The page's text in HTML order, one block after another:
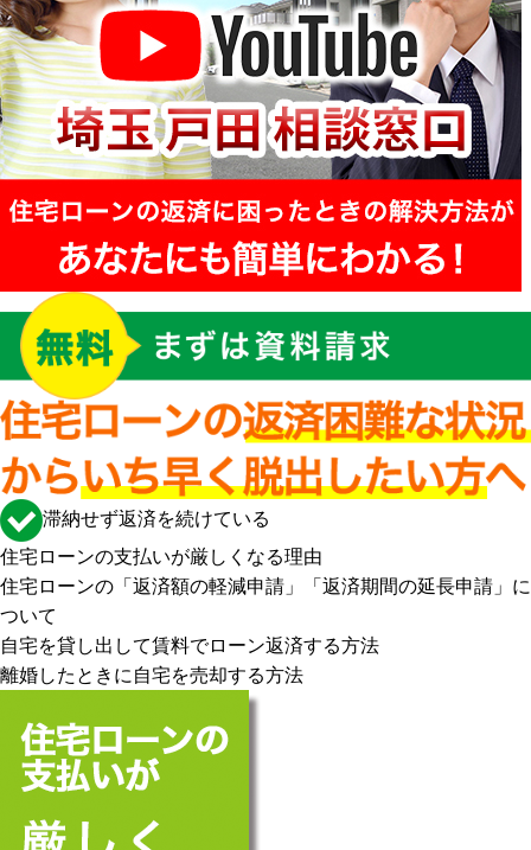
滞納せず返済を続けている
住宅ローンの支払いが厳しくなる理由
住宅ローンの「返済額の軽減申請」「返済期間の延長申請」に
ついて
自宅を貸し出して賃料でローン返済する方法
離婚したときに自宅を売却する方法